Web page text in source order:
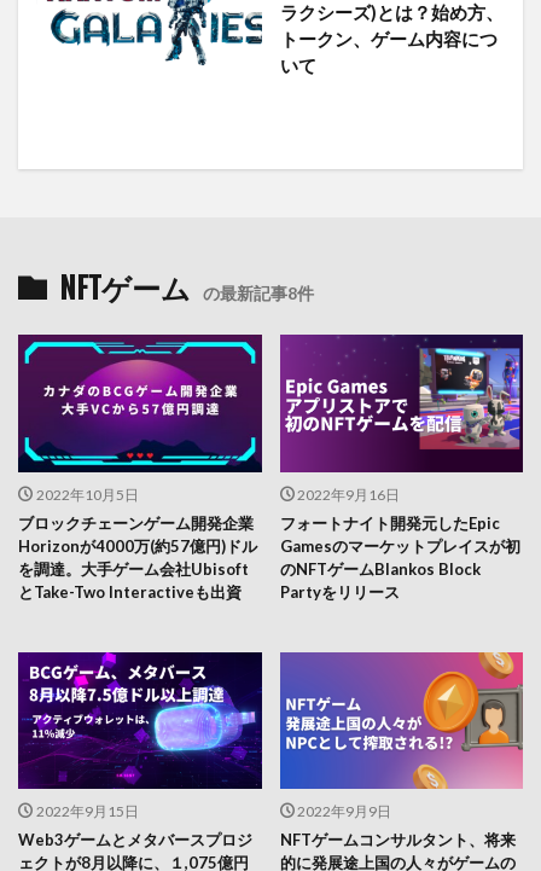
ラクシーズ)とは？始め方、
トークン、ゲーム内容につ
いて
NFTゲーム の最新記事8件
2022年10月5日
ブロックチェーンゲーム開発企業
Horizonが4000万(約57億円)ドル
を調達。大手ゲーム会社Ubisoft
とTake-Two Interactiveも出資
2022年9月16日
フォートナイト開発元したEpic
Gamesのマーケットプレイスが初
のNFTゲームBlankos Block
Partyをリリース
2022年9月15日
Web3ゲームとメタバースプロジ
ェクトが8月以降に、１,075億円
2022年9月9日
NFTゲームコンサルタント、将来
的に発展途上国の人々がゲームの